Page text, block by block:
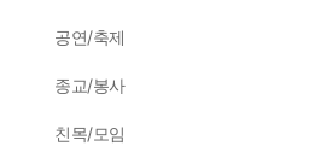
공연/축제
종교/봉사
친목/모임